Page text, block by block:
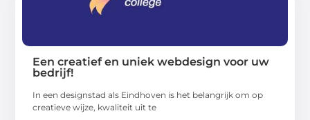
Een creatief en uniek webdesign voor uw
bedrijf!
In een designstad als Eindhoven is het belangrijk om op
creatieve wijze, kwaliteit uit te